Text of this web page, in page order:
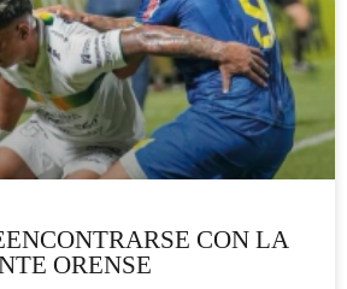
CON LA
ORENSE